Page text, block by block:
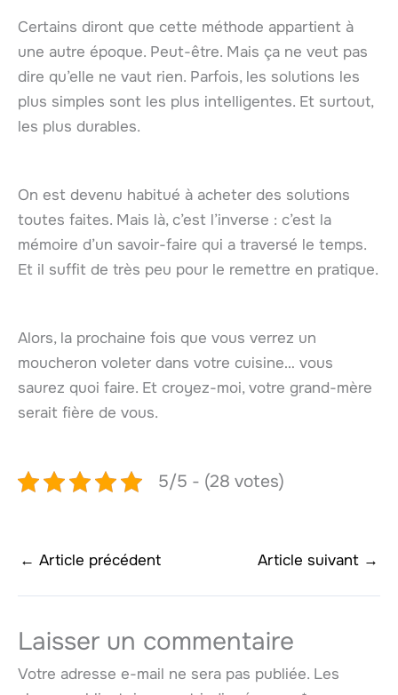
Certains diront que cette méthode appartient à
une autre époque. Peut-être. Mais ça ne veut pas
dire qu’elle ne vaut rien. Parfois, les solutions les
plus simples sont les plus intelligentes. Et surtout,
les plus durables.
On est devenu habitué à acheter des solutions
toutes faites. Mais là, c’est l’inverse : c’est la
mémoire d’un savoir-faire qui a traversé le temps.
Et il suffit de très peu pour le remettre en pratique.
Alors, la prochaine fois que vous verrez un
moucheron voleter dans votre cuisine… vous
saurez quoi faire. Et croyez-moi, votre grand-mère
serait fière de vous.
5/5 - (28 votes)
← Article précédent Article suivant →
Laisser un commentaire
Votre adresse e-mail ne sera pas publiée. Les